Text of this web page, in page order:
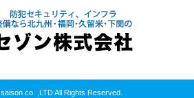
co. ,LTD All Rights Reserved.